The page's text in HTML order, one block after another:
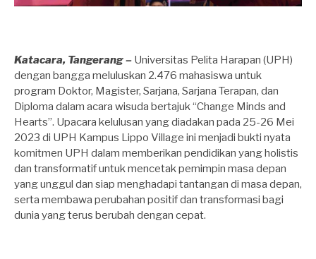
Katacara, Tangerang – Universitas Pelita Harapan (UPH)
dengan bangga meluluskan 2.476 mahasiswa untuk
program Doktor, Magister, Sarjana, Sarjana Terapan, dan
Diploma dalam acara wisuda bertajuk “Change Minds and
Hearts”. Upacara kelulusan yang diadakan pada 25-26 Mei
2023 di UPH Kampus Lippo Village ini menjadi bukti nyata
komitmen UPH dalam memberikan pendidikan yang holistis
dan transformatif untuk mencetak pemimpin masa depan
yang unggul dan siap menghadapi tantangan di masa depan,
serta membawa perubahan positif dan transformasi bagi
dunia yang terus berubah dengan cepat.